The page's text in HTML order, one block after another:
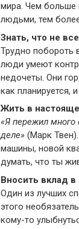
мира. Чем больше
людьми, тем
Знать, что не
Трудно побороть
люди умеют
недочеты. Они
как планируется,
Жить в
«Я пережил
деле» (Марк
машины, новой
думать, что ты
Вносить вклад
Один из лучших
этого
кому-то